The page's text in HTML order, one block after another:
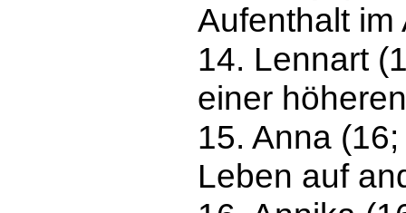
Aufenthalt
14. Lennart
einer
15. Anna
Leben auf